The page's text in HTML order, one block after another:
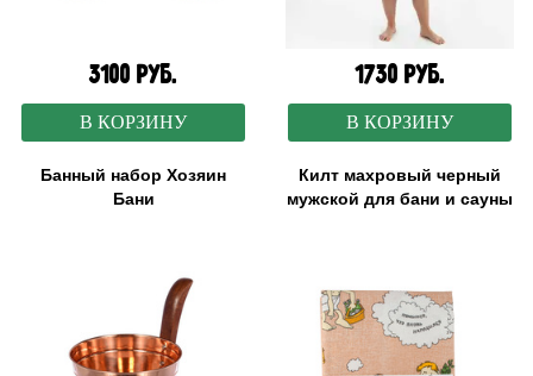
3100 руб.
В КОРЗИНУ
Банный набор Хозяин
Бани
1730 руб.
В КОРЗИНУ
Килт махровый черный
мужской для бани и сауны